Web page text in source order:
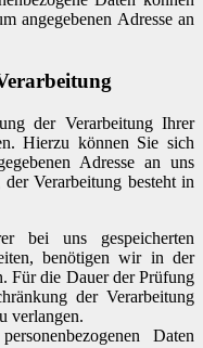
angegebenen Adresse an
der Verarbeitung Ihrer
Hierzu können Sie sich
Adresse an uns
Verarbeitung besteht in
bei uns gespeicherten
benötigen wir in der
Für die Dauer der Prüfung
der Verarbeitung
verlangen.
Daten